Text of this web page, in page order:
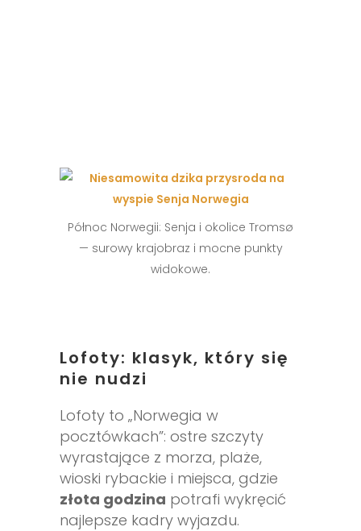
Północ Norwegii: Senja i okolice Tromsø
— surowy krajobraz i mocne punkty
widokowe.
Lofoty: klasyk, który się
nie nudzi
Lofoty to „Norwegia w
pocztówkach”: ostre szczyty
wyrastające z morza, plaże,
wioski rybackie i miejsca, gdzie
złota godzina potrafi wykręcić
najlepsze kadry wyjazdu.